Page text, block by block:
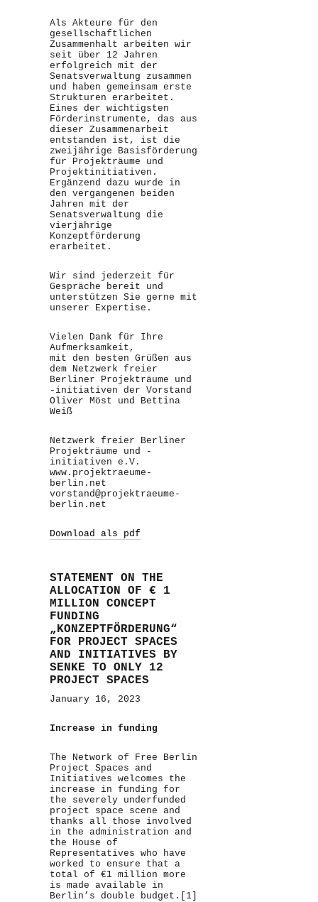
Als Akteure für den
gesellschaftlichen
Zusammenhalt arbeiten wir
seit über 12 Jahren
erfolgreich mit der
Senatsverwaltung zusammen
und haben gemeinsam erste
Strukturen erarbeitet.
Eines der wichtigsten
Förderinstrumente, das aus
dieser Zusammenarbeit
entstanden ist, ist die
zweijährige Basisförderung
für Projekträume und
Projektinitiativen.
Ergänzend dazu wurde in
den vergangenen beiden
Jahren mit der
Senatsverwaltung die
vierjährige
Konzeptförderung
erarbeitet.
Wir sind jederzeit für
Gespräche bereit und
unterstützen Sie gerne mit
unserer Expertise.
Vielen Dank für Ihre
Aufmerksamkeit,
mit den besten Grüßen aus
dem Netzwerk freier
Berliner Projekträume und
-initiativen der Vorstand
Oliver Möst und Bettina
Weiß
Netzwerk freier Berliner
Projekträume und -
initiativen e.V.
www.projektraeume-
berlin.net
vorstand@projektraeume-
berlin.net
Download als pdf
STATEMENT ON THE
ALLOCATION OF € 1
MILLION CONCEPT
FUNDING
„KONZEPTFÖRDERUNG“
FOR PROJECT SPACES
AND INITIATIVES BY
SENKE TO ONLY 12
PROJECT SPACES
January 16, 2023
Increase in funding
The Network of Free Berlin
Project Spaces and
Initiatives welcomes the
increase in funding for
the severely underfunded
project space scene and
thanks all those involved
in the administration and
the House of
Representatives who have
worked to ensure that a
total of €1 million more
is made available in
Berlin’s double budget.[1]